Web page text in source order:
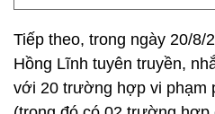
Tiếp theo, trong ngày 20/8/
Hồng Lĩnh tuyên truyền,
với 20 trường hợp vi phạm